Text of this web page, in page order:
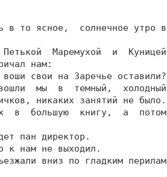
в то ясное,  солнечное утро в
Маремухой  и  Куницей
нам:
свои на Заречье оставили?
мы  в  темный,  холодный
никаких занятий не было.
в  большую  книгу,  а  потом
пан директор.
к нам не выходил.
вниз по гладким перилам